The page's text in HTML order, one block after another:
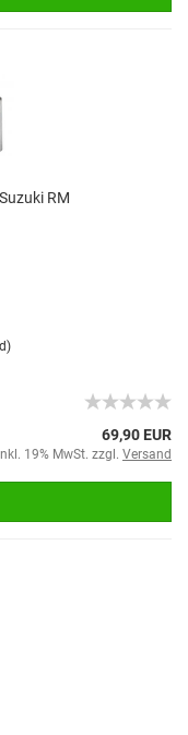
RM
69,90 EUR
19% MwSt. zzgl. Versand